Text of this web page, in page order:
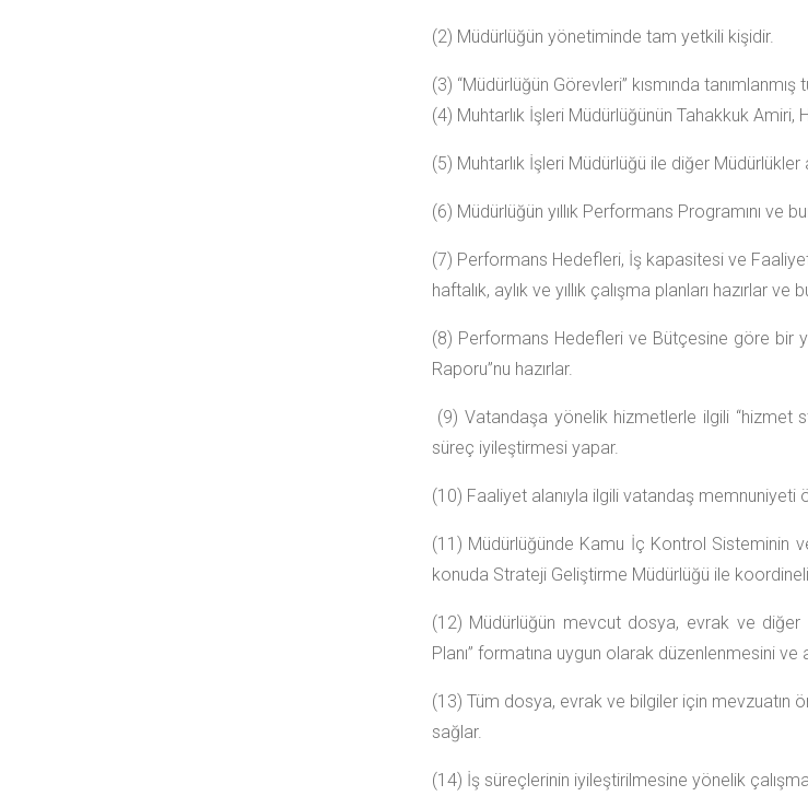
(2) Müdürlüğün yönetiminde tam yetkili kişidir.
(3) “Müdürlüğün Görevleri” kısmında
(4) Muhtarlık İşleri Müdürlüğünün Tahakkuk
(5) Muhtarlık İşleri Müdürlüğü ile diğer
(6) Müdürlüğün yıllık Performans Programını ve
(7) Performans Hedefleri, İş kapasitesi ve
haftalık, aylık ve yıllık çalışma planları hazırlar ve
(8) Performans Hedefleri ve Bütçesine göre bir
Raporu”nu hazırlar.
(9) Vatandaşa yönelik hizmetlerle ilgili “hizmet
süreç iyileştirmesi yapar.
(10) Faaliyet alanıyla ilgili vatandaş memnuniyeti
(11) Müdürlüğünde Kamu İç Kontrol Sisteminin
konuda Strateji Geliştirme Müdürlüğü ile koordineli
(12) Müdürlüğün mevcut dosya, evrak ve diğer
Planı” formatına uygun olarak düzenlenmesini
(13) Tüm dosya, evrak ve bilgiler için mevzuatın
sağlar.
(14) İş süreçlerinin iyileştirilmesine yönelik